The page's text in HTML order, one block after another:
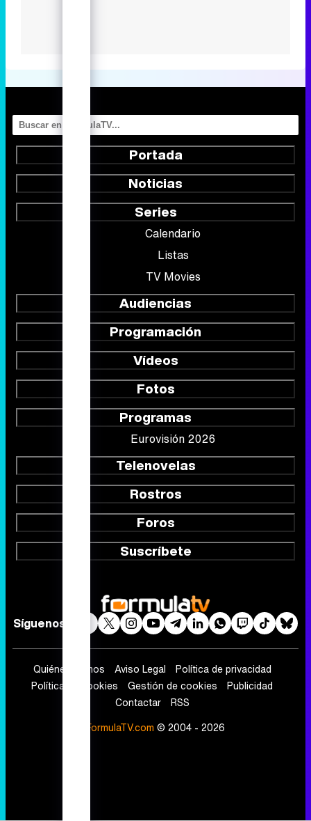
Portada
Noticias
Series
Calendario
Listas
TV Movies
Audiencias
Programación
Vídeos
Fotos
Programas
Eurovisión 2026
Telenovelas
Rostros
Foros
Suscríbete
Síguenos
Quiénes somos Aviso Legal
Política de privacidad
Política de cookies
Gestión de cookies
Publicidad
Contactar
RSS
FormulaTV.com © 2004 - 2026